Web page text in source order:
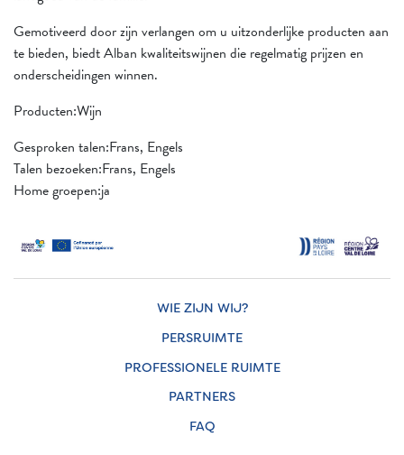
Gemotiveerd door zijn verlangen om u uitzonderlijke producten aan
te bieden, biedt Alban kwaliteitswijnen die regelmatig prijzen en
onderscheidingen winnen.
Producten:Wijn
Gesproken talen:Frans, Engels
Talen bezoeken:Frans, Engels
Home groepen:ja
WIE ZIJN WIJ?
PERSRUIMTE
PROFESSIONELE RUIMTE
PARTNERS
FAQ